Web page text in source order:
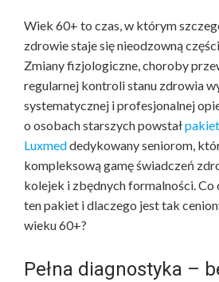
Wiek 60+ to czas, w którym
zdrowie staje się nieodzowną
Zmiany fizjologiczne, choroby
regularnej kontroli stanu zdrowia
systematycznej i profesjonalnej
o osobach starszych powstał
Luxmeddedykowany seniorom,
kompleksową gamę świadczeń
kolejek i zbędnych formalności. Co
ten pakiet i dlaczego jest tak
wieku 60+?
Pełna diagnostyka –